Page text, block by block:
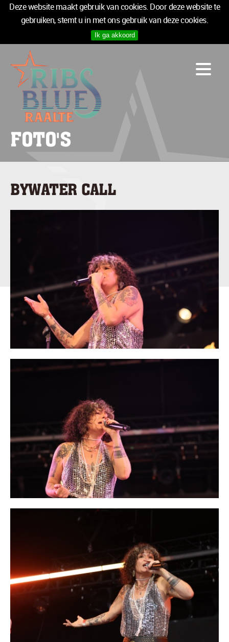
Deze website maakt gebruik van cookies. Door deze website te
gebruiken, stemt u in met ons gebruik van deze cookies.
Ik ga akkoord
PROGRAMMA
LOGIES
INFO
MEDIA
TICKETS
SPONSOREN
TICKETS
FOTO'S
BYWATER CALL